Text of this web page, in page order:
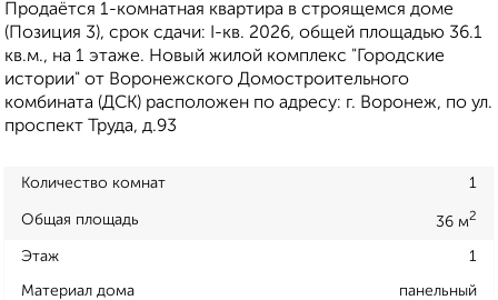
Продаётся 1-комнатная квартира в строящемся доме
(Позиция 3), срок сдачи: I-кв. 2026, общей площадью 36.1
кв.м., на 1 этаже. Новый жилой комплекс "Городские
истории" от Воронежского Домостроительного
комбината (ДСК) расположен по адресу: г. Воронеж, по ул.
проспект Труда, д.93
Количество комнат 1
Общая площадь 36 м2
Этаж 1
Материал дома панельный